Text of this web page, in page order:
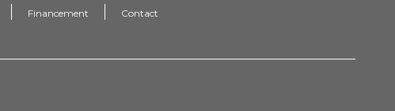
Financement Contact